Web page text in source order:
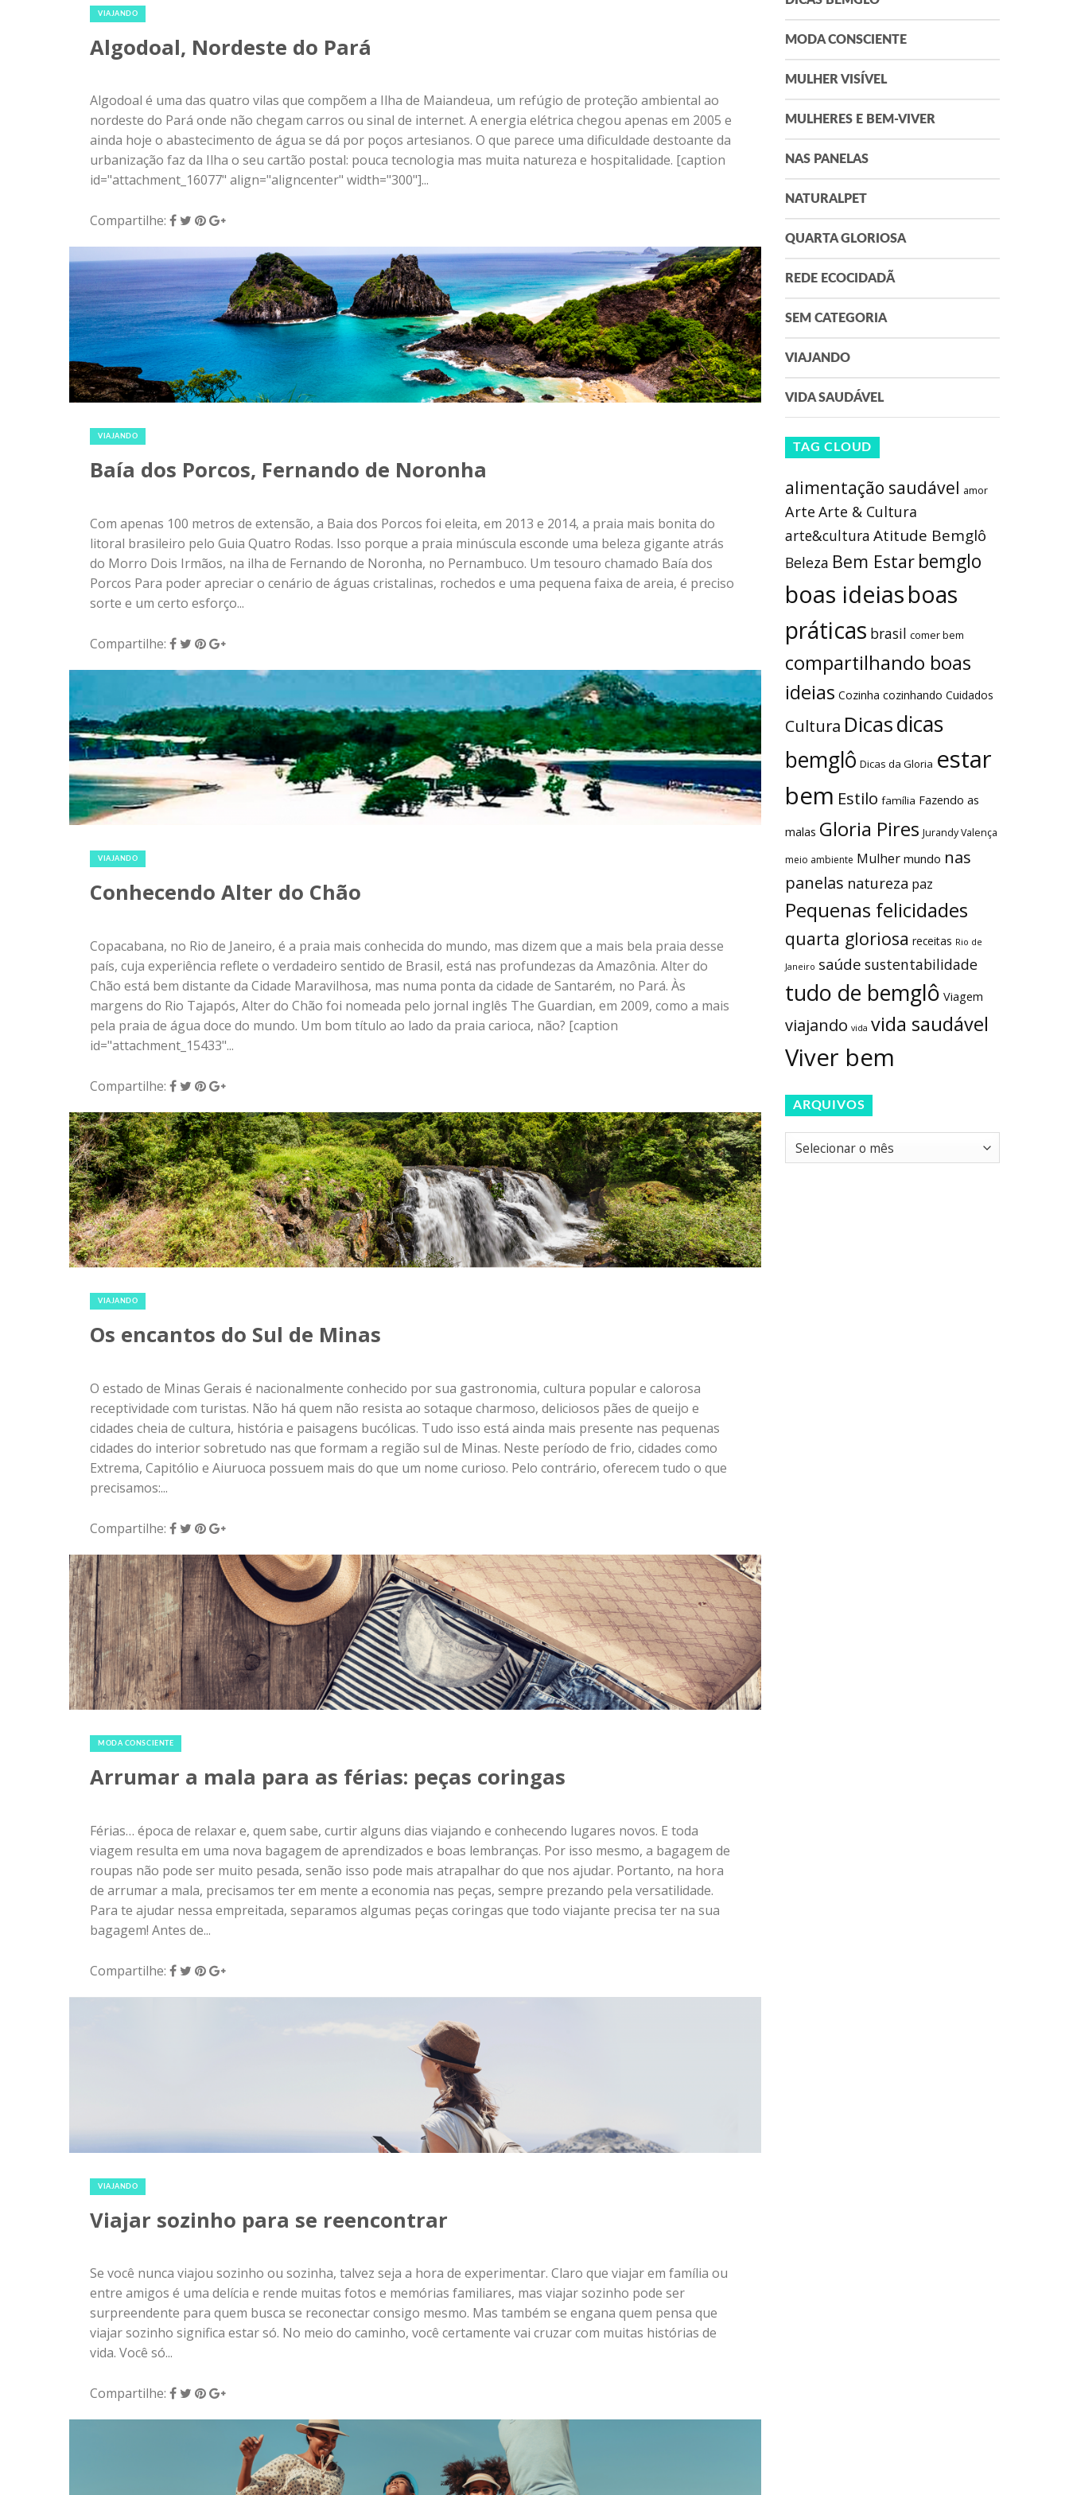
ainda hoje o abastecimento de água se dá por poços artesianos. O que parece uma dificuldade destoante da
urbanização faz da Ilha o seu cartão postal: pouca tecnologia mas muita natureza e hospitalidade. [caption
id="attachment_16077" align="aligncenter" width="300"]...
25 de outubro de 2018 | 0
VIAJANDO
Baía dos Porcos, Fernando de Noronha
Com apenas 100 metros de extensão, a Baia dos Porcos foi eleita, em 2013 e 2014, a praia mais bonita do
litoral brasileiro pelo Guia Quatro Rodas. Isso porque a praia minúscula esconde uma beleza gigante atrás
do Morro Dois Irmãos, na ilha de Fernando de Noronha, no Pernambuco. Um tesouro chamado Baía dos
Porcos Para poder apreciar o cenário de águas cristalinas, rochedos e uma pequena faixa de areia, é preciso
sorte e um certo esforço...
6 de setembro de 2018 | 0
VIAJANDO
Conhecendo Alter do Chão
Copacabana, no Rio de Janeiro, é a praia mais conhecida do mundo, mas dizem que a mais bela praia desse
país, cuja experiência reflete o verdadeiro sentido de Brasil, está nas profundezas da Amazônia. Alter do
Chão está bem distante da Cidade Maravilhosa, mas numa ponta da cidade de Santarém, no Pará. Às
margens do Rio Tajapós, Alter do Chão foi nomeada pelo jornal inglês The Guardian, em 2009, como a mais
pela praia de água doce do mundo. Um bom título ao lado da praia carioca, não? [caption
Compartilhe:
16 de agosto de 2018 | 0
VIAJANDO
Os encantos do Sul de Minas
O estado de Minas Gerais é nacionalmente conhecido por sua gastronomia, cultura popular e calorosa
cidades cheia de cultura, história e paisagens bucólicas. Tudo isso está ainda mais presente nas pequenas
cidades do interior sobretudo nas que formam a região sul de Minas. Neste período de frio, cidades como
Extrema, Capitólio e Aiuruoca possuem mais do que um nome curioso. Pelo contrário, oferecem tudo o que
Compartilhe:
7 de julho de 2018 | 0
MODA CONSCIENTE
Arrumar a mala para as férias: peças coringas
Férias… época de relaxar e, quem sabe, curtir alguns dias viajando e conhecendo lugares novos. E toda
roupas não pode ser muito pesada, senão isso pode mais atrapalhar do que nos ajudar. Portanto, na hora
de arrumar a mala, precisamos ter em mente a economia nas peças, sempre prezando pela versatilidade.
Para te ajudar nessa empreitada, separamos algumas peças coringas que todo viajante precisa ter na sua
Compartilhe:
Viajar sozinho para se reencontrar
Se você nunca viajou sozinho ou sozinha, talvez seja a hora de experimentar. Claro que viajar em família ou
entre amigos é uma delícia e rende muitas fotos e memórias familiares, mas viajar sozinho pode ser
surpreendente para quem busca se reconectar consigo mesmo. Mas também se engana quem pensa que
viajar sozinho significa estar só. No meio do caminho, você certamente vai cruzar com muitas histórias de
vida. Você só...
0
MODA CONSCIENTE
MULHER VISÍVEL
MULHERES E BEM-VIVER
NAS PANELAS
NATURALPET
QUARTA GLORIOSA
REDE ECOCIDADÃ
SEM CATEGORIA
VIAJANDO
VIDA SAUDÁVEL
TAG CLOUD
alimentação saudável amor
Arte Arte & Cultura
arte&cultura Atitude Bemglô
Beleza Bem Estar bemglo
boas ideiasboas
práticas brasil comer bem
compartilhando boas
ideias Cozinha cozinhando Cuidados
Cultura Dicasdicas
bemglô Dicas da Gloria estar
bem Estilo família Fazendo as
malas Gloria Pires Jurandy Valença
meio ambiente Mulher mundo nas
panelas natureza paz
Pequenas felicidades
quarta gloriosa receitas Rio de
Janeiro saúde sustentabilidade
tudo de bemglô Viagem
viajando vida vida saudável
Viver bem
ARQUIVOS
Arquivos